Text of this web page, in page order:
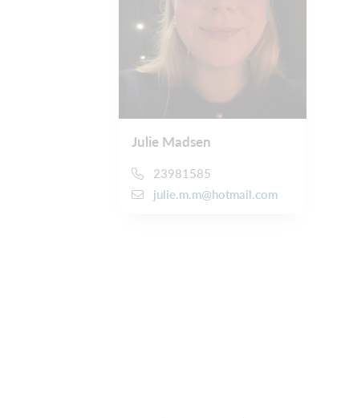
Julie Madsen
23981585
julie.m.m@hotmail.com